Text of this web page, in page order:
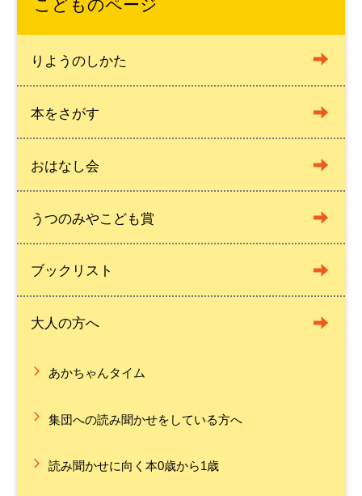
こどものページ
りようのしかた
本をさがす
おはなし会
うつのみやこども賞
ブックリスト
大人の方へ
あかちゃんタイム
集団への読み聞かせをしている方へ
読み聞かせに向く本0歳から1歳